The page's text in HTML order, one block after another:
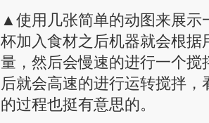
▲使用几张简单的动图来展示
杯加入食材之后机器就会根
量，然后会慢速的进行一个
后就会高速的进行运转搅拌
的过程也挺有意思的。